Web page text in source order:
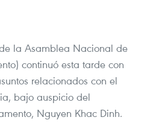
la Asamblea Nacional de
continuó esta tarde con
relacionados con el
bajo auspicio del
Nguyen Khac Dinh.